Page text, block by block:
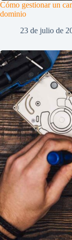
Cómo gestionar un
dominio
23 de julio de